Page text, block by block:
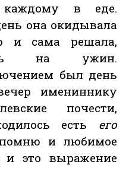
каждому в еде.
она окидывала
и сама решала,
на ужин.
был день
имениннику
почести,
есть его
и любимое
и это выражение